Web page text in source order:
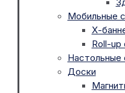
Мобильные
Х-
Roll-up
Настольные
Доски